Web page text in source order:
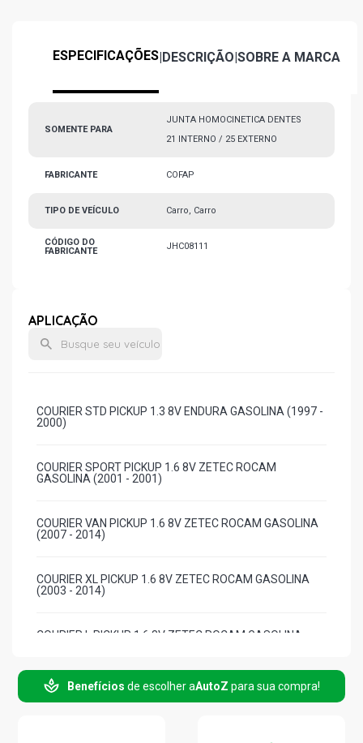
ESPECIFICAÇÕES|DESCRIÇÃO|SOBRE A MARCA
SOMENTE PARA
JUNTA HOMOCINETICA DENTES
21 INTERNO / 25 EXTERNO
FABRICANTE COFAP
TIPO DE VEÍCULO Carro, Carro
CÓDIGO DO
FABRICANTE
JHC08111
APLICAÇÃO
COURIER STD PICKUP 1.3 8V ENDURA GASOLINA (1997 -
2000)
COURIER SPORT PICKUP 1.6 8V ZETEC ROCAM
GASOLINA (2001 - 2001)
COURIER VAN PICKUP 1.6 8V ZETEC ROCAM GASOLINA
(2007 - 2014)
COURIER XL PICKUP 1.6 8V ZETEC ROCAM GASOLINA
(2003 - 2014)
COURIER L PICKUP 1.6 8V ZETEC ROCAM GASOLINA
ECOSPORT XL SUV 1.0 8V SUPERCHARGER GASOLINA
(2003 - 2006)
Benefícios de escolher aAutoZ para sua compra!